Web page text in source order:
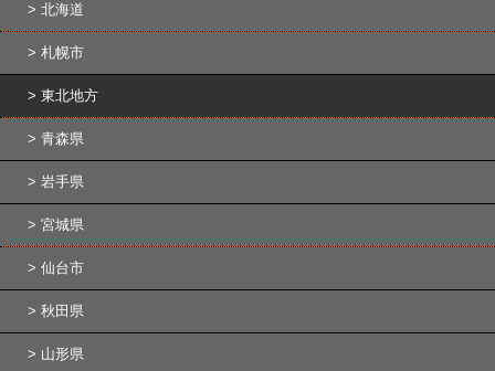
北海道
札幌市
東北地方
青森県
岩手県
宮城県
仙台市
秋田県
山形県